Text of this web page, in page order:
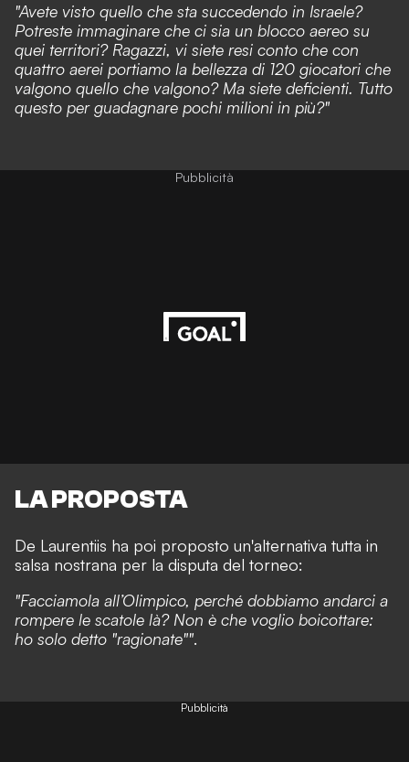
"Avete visto quello che sta succedendo in Israele?
Potreste immaginare che ci sia un blocco aereo su
quei territori? Ragazzi, vi siete resi conto che con
quattro aerei portiamo la bellezza di 120 giocatori che
valgono quello che valgono? Ma siete deficienti. Tutto
questo per guadagnare pochi milioni in più?"
Pubblicità
LA PROPOSTA
De Laurentiis ha poi proposto un'alternativa tutta in
salsa nostrana per la disputa del torneo:
"Facciamola all’Olimpico, perché dobbiamo andarci a
rompere le scatole là? Non è che voglio boicottare:
ho solo detto "ragionate"".
Pubblicità